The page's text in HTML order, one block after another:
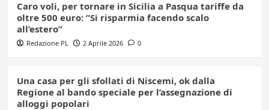
Caro voli, per tornare in Sicilia a Pasqua tariffe da
oltre 500 euro: “Si risparmia facendo scalo
all’estero”
Redazione PL 2 Aprile 2026 0
Una casa per gli sfollati di Niscemi, ok dalla
Regione al bando speciale per l’assegnazione di
alloggi popolari